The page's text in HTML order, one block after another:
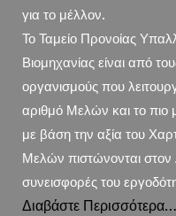
για το μέλλον.
Το Ταμείο Προνοίας
Βιομηχανίας είναι από
οργανισμούς που
αριθμό Μελών και το πιο
με βάση την αξία του
Μελών πιστώνονται
συνεισφορές του
Διαβάστε Περισσότερα…